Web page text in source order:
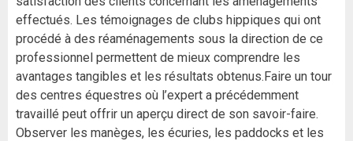
effectués. Les témoignages de clubs hippiques qui ont
procédé à des réaménagements sous la direction de ce
professionnel permettent de mieux comprendre les
avantages tangibles et les résultats obtenus.Faire un tour
des centres équestres où l’expert a précédemment
travaillé peut offrir un aperçu direct de son savoir-faire.
Observer les manèges, les écuries, les paddocks et les